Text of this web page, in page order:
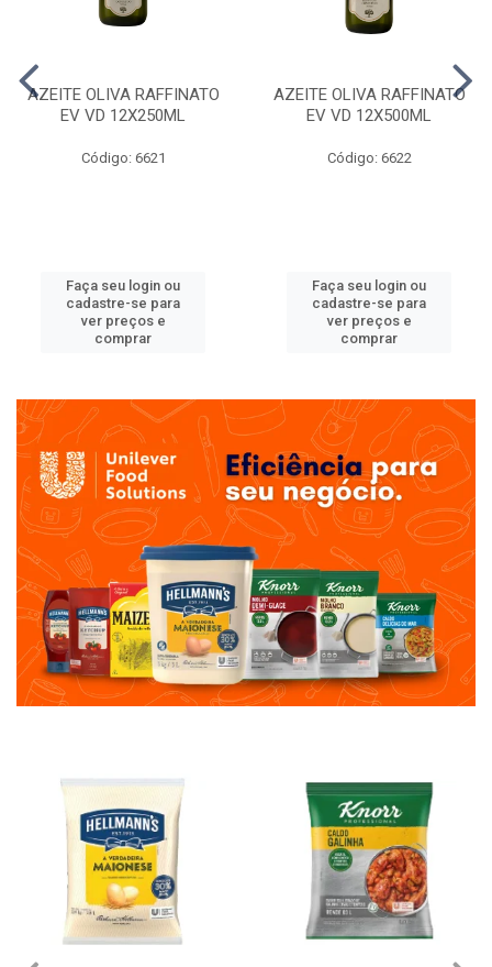
AZEITE OLIVA RAFFINATO
EV VD 12X250ML
Código: 6621
Faça seu login ou
cadastre-se para
ver preços e
comprar
AZEITE OLIVA RAFFINATO
EV VD 12X500ML
Código: 6622
Faça seu login ou
cadastre-se para
ver preços e
comprar